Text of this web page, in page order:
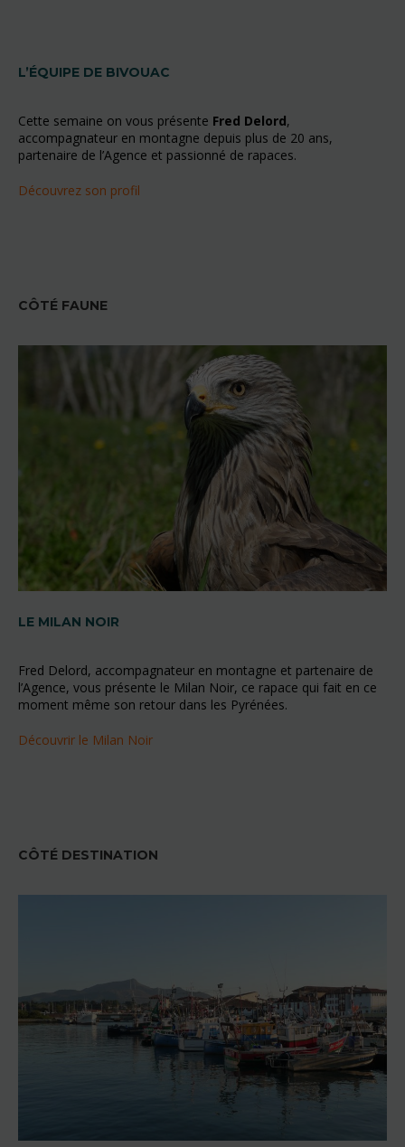
L’ÉQUIPE DE BIVOUAC
Cette semaine on vous présente Fred Delord,
accompagnateur en montagne depuis plus de 20 ans,
partenaire de l’Agence et passionné de rapaces.
Découvrez son profil
CÔTÉ FAUNE
LE MILAN NOIR
Fred Delord, accompagnateur en montagne et partenaire de
l’Agence, vous présente le Milan Noir, ce rapace qui fait en ce
moment même son retour dans les Pyrénées.
Découvrir le Milan Noir
CÔTÉ DESTINATION